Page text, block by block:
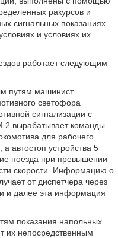
ракурсов и
сигнальных показаниях
и условиях их
работает следующим
путям машинист
светофора
сигнализации с
2 вырабатывает команды
для рабочего
автостоп устройства 5
поезда при превышении
скорости. Информацию о
от диспетчера через
и далее эта информация
показания напольных
их непосредственным